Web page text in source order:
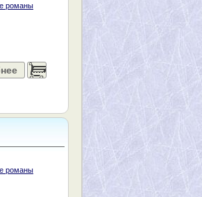
романы
......
романы